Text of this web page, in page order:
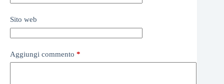
Sito web
Aggiungi commento *